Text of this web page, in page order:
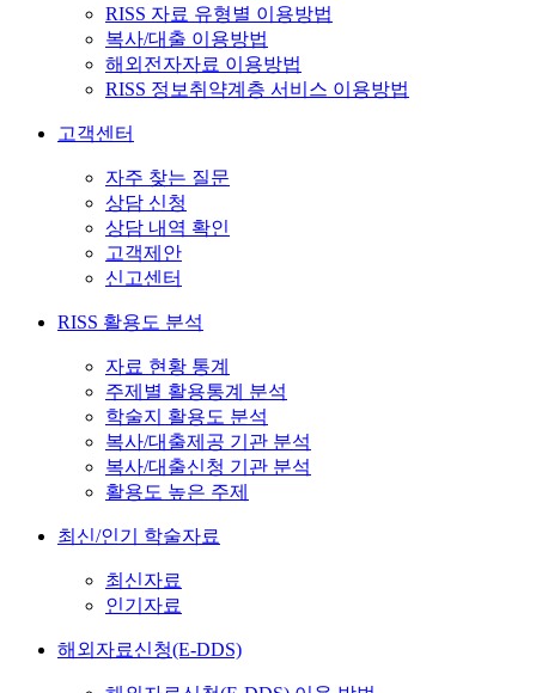
RISS 자료 유형별 이용방법
복사/대출 이용방법
해외전자자료 이용방법
RISS 정보취약계층 서비스 이용방법
고객센터
자주 찾는 질문
상담 신청
상담 내역 확인
고객제안
신고센터
RISS 활용도 분석
자료 현황 통계
주제별 활용통계 분석
학술지 활용도 분석
복사/대출제공 기관 분석
복사/대출신청 기관 분석
활용도 높은 주제
최신/인기 학술자료
최신자료
인기자료
해외자료신청(E-DDS)